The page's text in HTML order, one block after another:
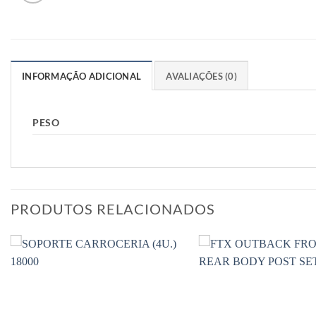
INFORMAÇÃO ADICIONAL AVALIAÇÕES (0)
PESO
PRODUTOS RELACIONADOS